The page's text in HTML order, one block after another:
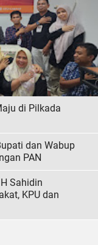
di Pilkada
dan Wabup
PAN
Sahidin
KPU dan